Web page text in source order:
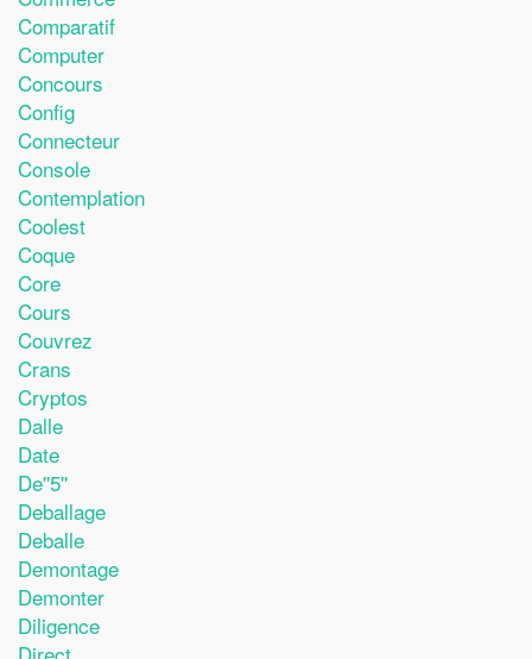
Comparatif
Computer
Concours
Config
Connecteur
Console
Contemplation
Coolest
Coque
Core
Cours
Couvrez
Crans
Cryptos
Dalle
Date
De''5''
Deballage
Deballe
Demontage
Demonter
Diligence